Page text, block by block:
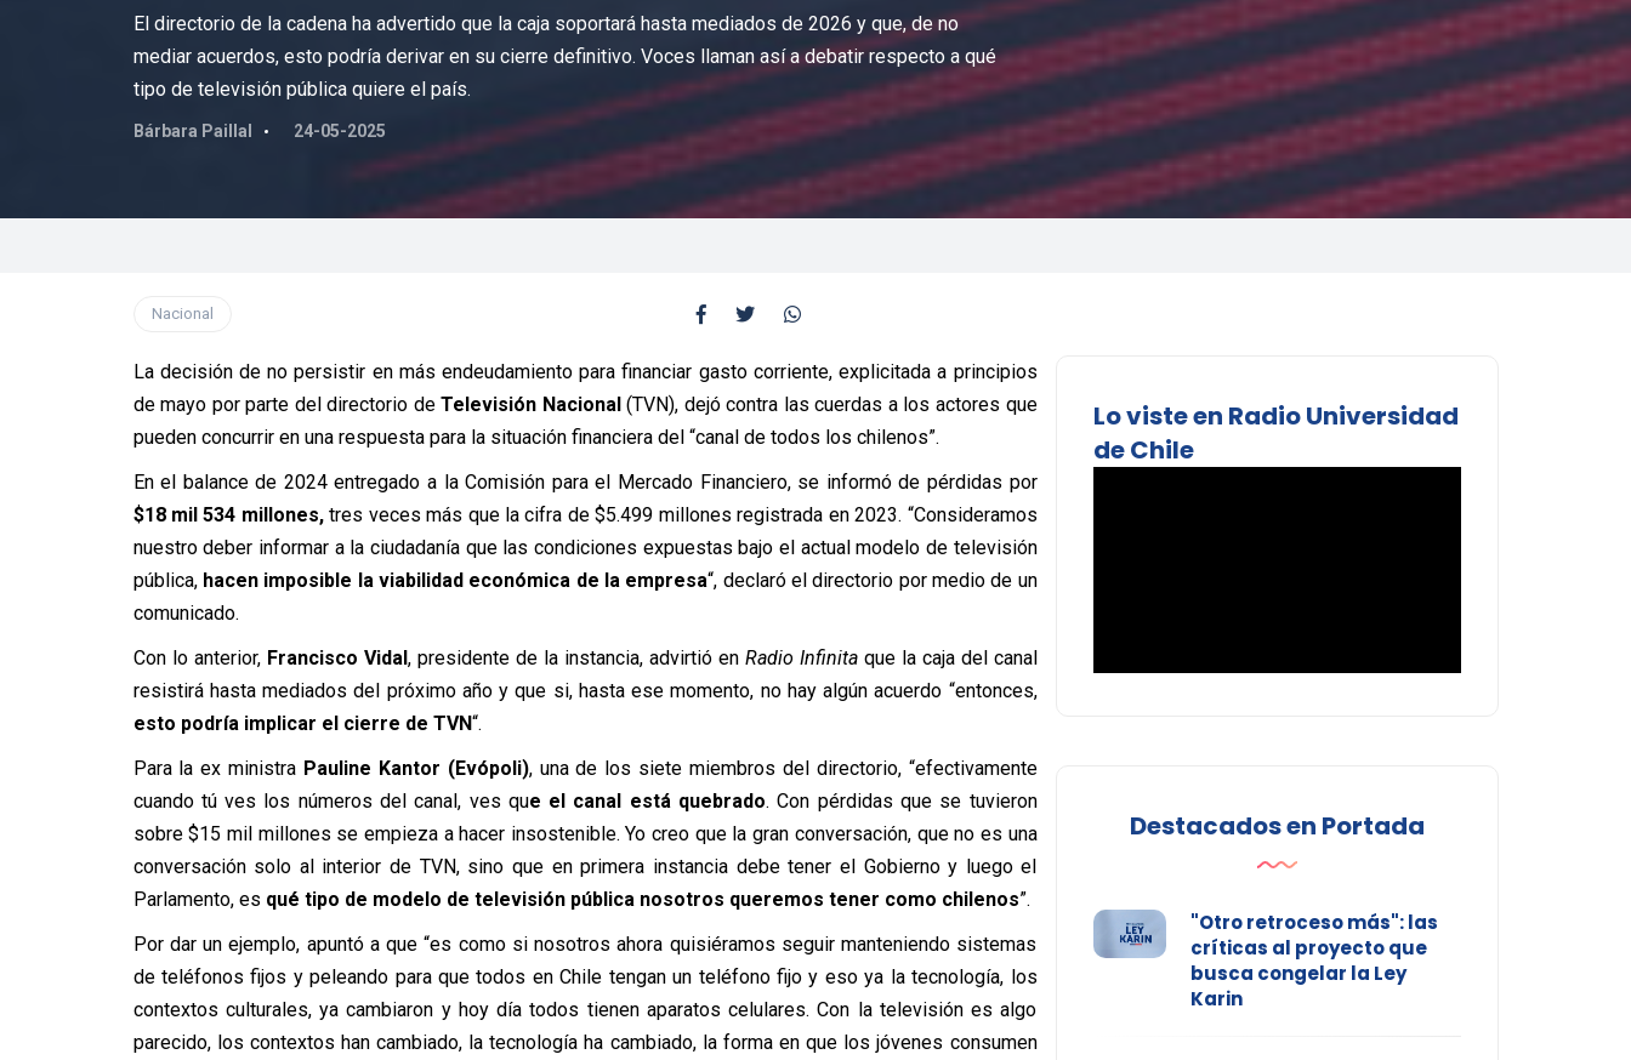
El directorio de la cadena ha advertido que la caja soportará hasta mediados de 2026 y que, de no
mediar acuerdos, esto podría derivar en su cierre definitivo. Voces llaman así a debatir respecto a qué
tipo de televisión pública quiere el país.
Bárbara Paillal 24-05-2025
Nacional
La decisión de no persistir en más endeudamiento para financiar gasto corriente, explicitada a principios
de mayo por parte del directorio deTelevisión Nacional(TVN), dejó contra las cuerdas a los actores que
pueden concurrir en una respuesta para la situación financiera del “canal de todos los chilenos”.
En el balance de 2024 entregado a la Comisión para el Mercado Financiero, se informó de pérdidas por
$18 mil 534 millones,tres veces más que la cifra de $5.499 millones registrada en 2023. “Consideramos
nuestro deber informar a la ciudadanía que las condiciones expuestas bajo el actual modelo de televisión
pública, hacen imposible la viabilidad económica de la empresa“, declaró el directorio por medio de un
comunicado.
Con lo anterior, Francisco Vidal, presidente de la instancia, advirtió en Radio Infinitaque la caja del canal
resistirá hasta mediados del próximo año y que si, hasta ese momento, no hay algún acuerdo “entonces,
esto podría implicar el cierre de TVN“.
Para la ex ministra Pauline Kantor (Evópoli), una de los siete miembros del directorio, “efectivamente
cuando tú ves los números del canal, ves que el canal está quebrado. Con pérdidas que se tuvieron
sobre $15 mil millones se empieza a hacer insostenible. Yo creo que la gran conversación, que no es una
conversación solo al interior de TVN, sino que en primera instancia debe tener el Gobierno y luego el
Parlamento, es qué tipo de modelo de televisión pública nosotros queremos tener como chilenos”.
Por dar un ejemplo, apuntó a que “es como si nosotros ahora quisiéramos seguir manteniendo sistemas
de teléfonos fijos y peleando para que todos en Chile tengan un teléfono fijo y eso ya la tecnología, los
contextos culturales, ya cambiaron y hoy día todos tienen aparatos celulares. Con la televisión es algo
parecido, los contextos han cambiado, la tecnología ha cambiado, la forma en que los jóvenes consumen
Lo viste en Radio Universidad
de Chile
Destacados en Portada
"Otro retroceso más": las
críticas al proyecto que
busca congelar la Ley
Karin